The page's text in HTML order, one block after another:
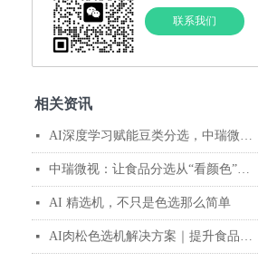
넷 AI深度学习赋能豆类分选，中瑞微视助力企业抢占高端市场
넷 中瑞微视：让食品分选从“看颜色”迈向“懂品质”
넷 AI 精选机，不只是色选那么简单
넷 AI肉松色选机解决方案｜提升食品安全与品质的智能分选设备
相关资讯
联系我们